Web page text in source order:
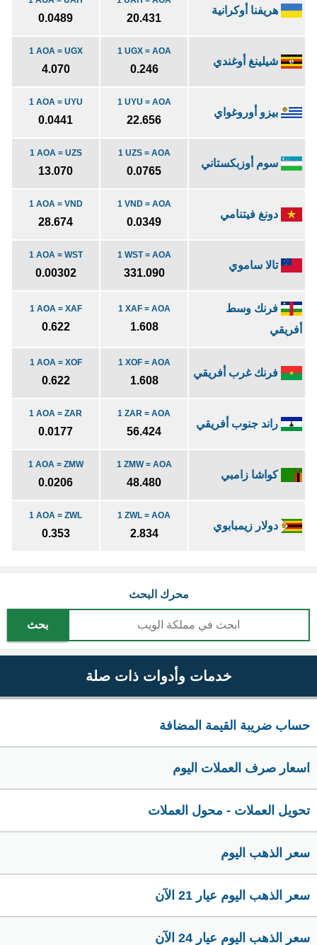
هريفنا أوكرانية
20.431
0.0489
شيلينغ أوغندي
1 UGX = AOA
0.246
1 AOA = UGX
4.070
بيزو أوروغواي
1 UYU = AOA
22.656
1 AOA = UYU
0.0441
سوم أوزبكستاني
1 UZS = AOA
0.0765
1 AOA = UZS
13.070
دونغ فيتنامي
1 VND = AOA
0.0349
1 AOA = VND
28.674
تالا ساموي
1 WST = AOA
331.090
1 AOA = WST
0.00302
فرنك وسط
أفريقي
1 XAF = AOA
1.608
1 AOA = XAF
0.622
فرنك غرب أفريقي
1 XOF = AOA
1.608
1 AOA = XOF
0.622
راند جنوب أفريقي
1 ZAR = AOA
56.424
1 AOA = ZAR
0.0177
كواشا زامبي
1 ZMW = AOA
48.480
1 AOA = ZMW
0.0206
دولار زيمبابوي
1 ZWL = AOA
2.834
1 AOA = ZWL
0.353
محرك البحث
بحث
خدمات وأدوات ذات صلة
حساب ضريبة القيمة المضافة
اسعار صرف العملات اليوم
تحويل العملات - محول العملات
سعر الذهب اليوم
سعر الذهب اليوم عيار 21 الآن
سعر الذهب اليوم عيار 24 الآن